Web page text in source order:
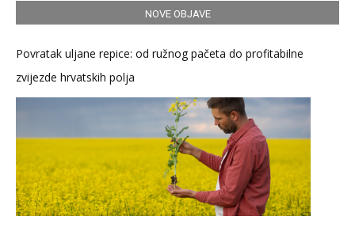
NOVE OBJAVE
Povratak uljane repice: od ružnog pačeta do profitabilne
zvijezde hrvatskih polja